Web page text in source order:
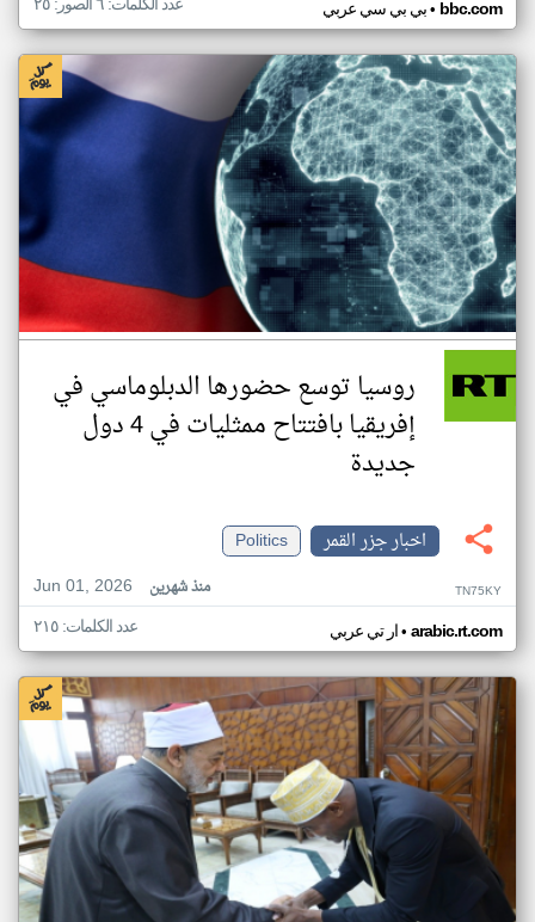
بي بي سي عربي• bbc.com
روسيا توسع حضورها الدبلوماسي في
إفريقيا بافتتاح ممثليات في 4 دول
جديدة
اخبار جزر القمر
Politics
Jun 01, 2026
منذ شهرين TN75KY
ار تي عربي• arabic.rt.com عدد الكلمات: ٢١٥